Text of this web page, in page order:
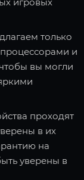
только
и
вы могли
проходят
в их
на
уверены в